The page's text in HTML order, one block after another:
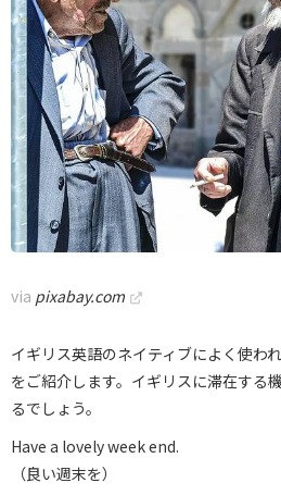
via pixabay.com
イギリス英語のネイティブによく使わ
をご紹介します。イギリスに滞在する
るでしょう。
Have a lovely week end.
（良い週末を）